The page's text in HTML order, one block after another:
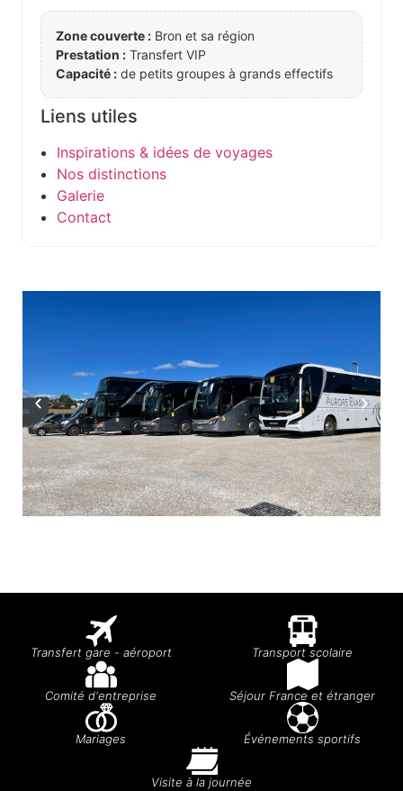
Zone couverte : Bron et sa région
Prestation : Transfert VIP
Capacité : de petits groupes à grands effectifs
Liens utiles
Inspirations & idées de voyages
Nos distinctions
Galerie
Contact
Transfert gare - aéroport Transport scolaire
Comité d'entreprise Séjour France et étranger
Mariages Événements sportifs
Visite à la journée